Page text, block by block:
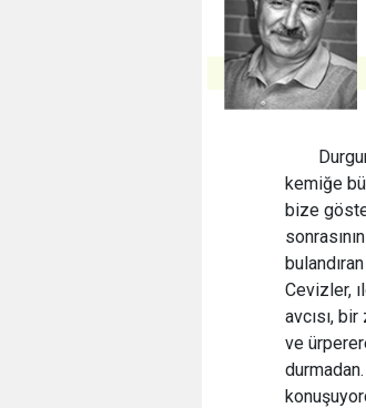
kemiğe
bize
Cevizler,
avcısı,
ve